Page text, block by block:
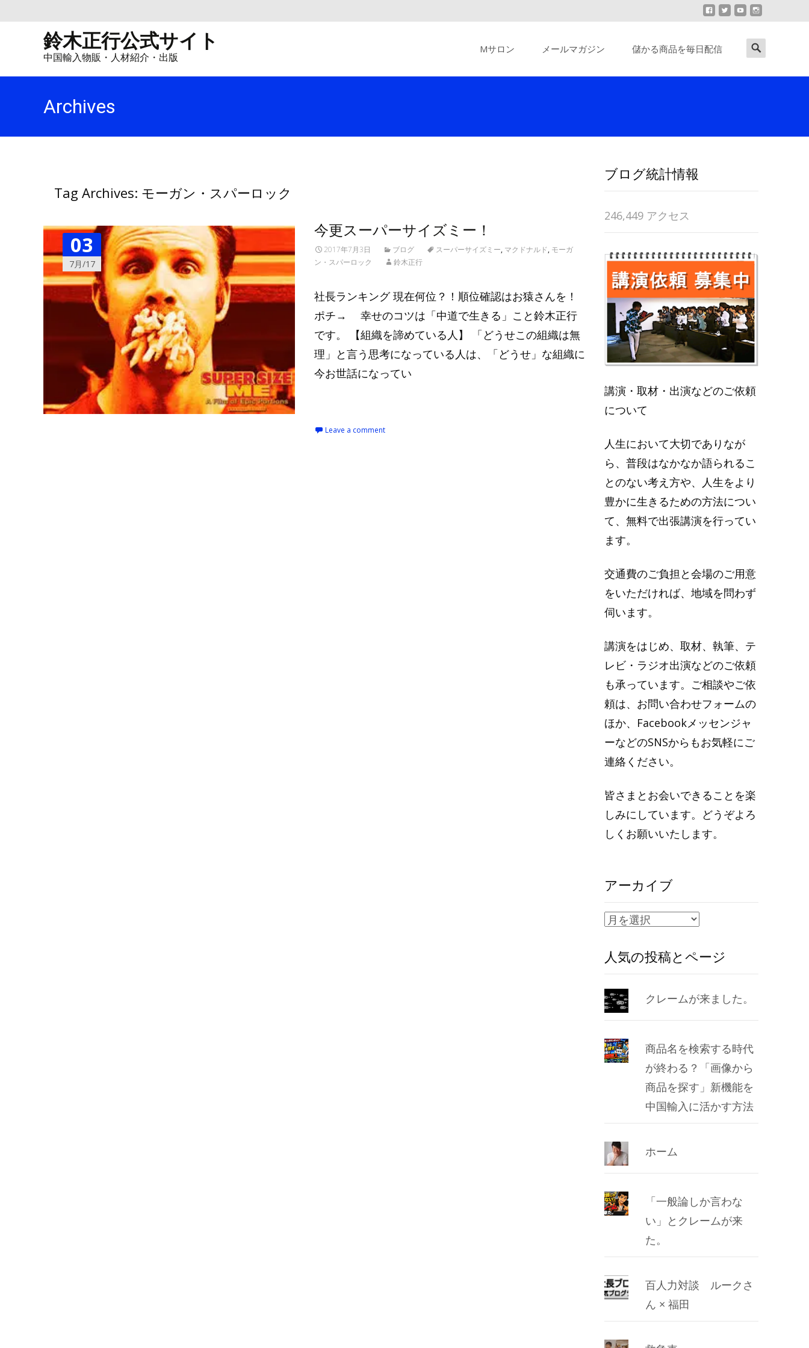
鈴木正行公式サイト
中国輸入物販・人材紹介・出版
Mサロン メールマガジン 儲かる商品を毎日配信
Search
Archives
Tag Archives: モーガン・スパーロック
03
7月/17
今更スーパーサイズミー！
2017年7月3日 ブログ スーパーサイズミー, マクドナルド, モーガ
ン・スパーロック
鈴木正行
社長ランキング 現在何位？！順位確認はお猿さんを！
ポチ→ 幸せのコツは「中道で生きる」こと鈴木正行
です。 【組織を諦めている人】 「どうせこの組織は無
理」と言う思考になっている人は、「どうせ」な組織に
今お世話になってい
Leave a comment
ブログ統計情報
246,449 アクセス
講演・取材・出演などのご依頼
について
人生において大切でありなが
ら、普段はなかなか語られるこ
とのない考え方や、人生をより
豊かに生きるための方法につい
て、無料で出張講演を行ってい
ます。
交通費のご負担と会場のご用意
をいただければ、地域を問わず
伺います。
講演をはじめ、取材、執筆、テ
レビ・ラジオ出演などのご依頼
も承っています。ご相談やご依
頼は、お問い合わせフォームの
ほか、Facebookメッセンジャ
ーなどのSNSからもお気軽にご
連絡ください。
皆さまとお会いできることを楽
しみにしています。どうぞよろ
しくお願いいたします。
アーカイブ
ア
カ
イ
ブ
人気の投稿とページ
クレームが来ました。
商品名を検索する時代
が終わる？「画像から
商品を探す」新機能を
中国輸入に活かす方法
ホーム
「一般論しか言わな
い」とクレームが来
た。
百人力対談 ルークさ
ん × 福田